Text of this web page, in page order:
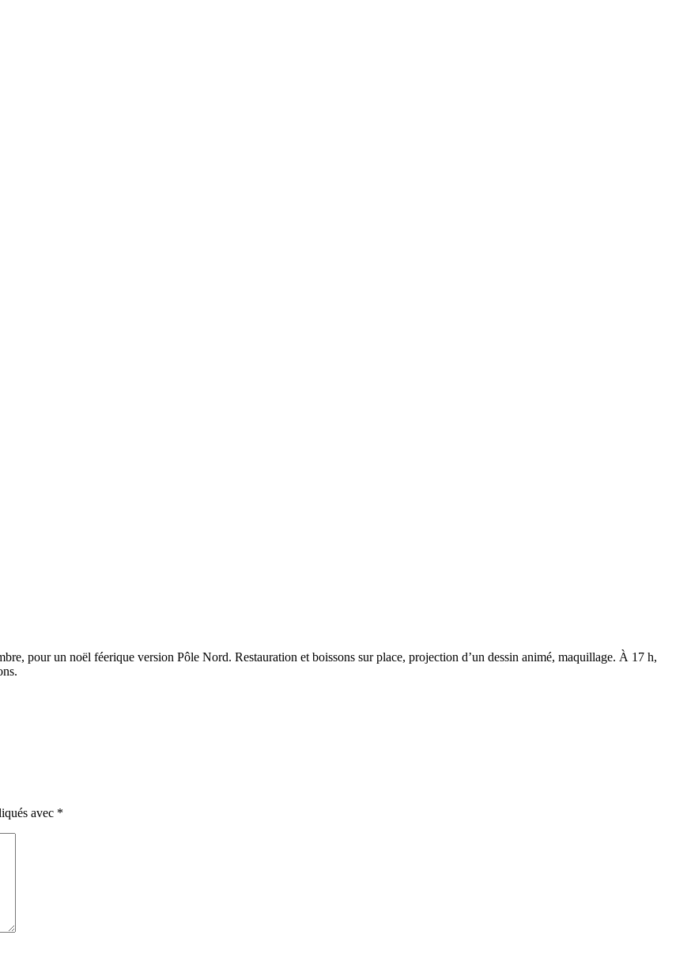
pour un noël féerique version Pôle Nord. Restauration et boissons sur place, projection d’un dessin animé, maquillage. À 17 h,
avec *